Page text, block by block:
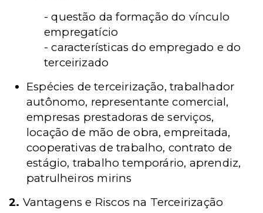
- questão da formação do vínculo
empregatício
- características do empregado e do
terceirizado
Espécies de terceirização, trabalhador
autônomo, representante comercial,
empresas prestadoras de serviços,
locação de mão de obra, empreitada,
cooperativas de trabalho, contrato de
estágio, trabalho temporário, aprendiz,
patrulheiros mirins
2. Vantagens e Riscos na Terceirização